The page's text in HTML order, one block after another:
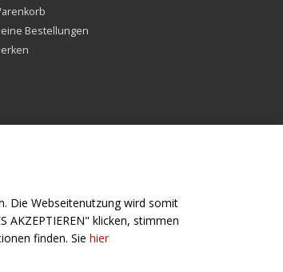
Bestellungen
Folge uns
Die Webseitenutzung wird somit
AKZEPTIEREN" klicken, stimmen
finden. Sie hier